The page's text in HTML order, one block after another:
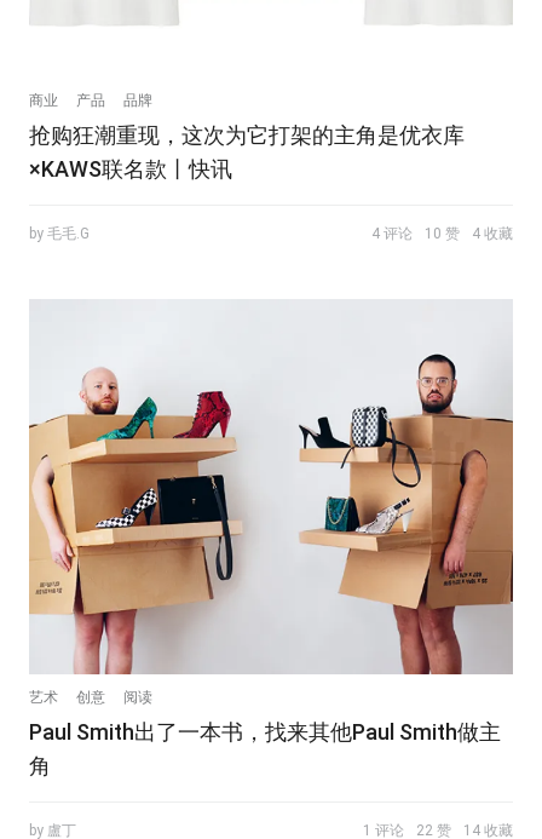
商业 产品 品牌
抢购狂潮重现，这次为它打架的主角是优衣库
×KAWS联名款丨快讯
by 毛毛.G 4 评论 10 赞 4 收藏
艺术 创意 阅读
Paul Smith出了一本书，找来其他Paul Smith做主
角
by 盧丁 1 评论 22 赞 14 收藏